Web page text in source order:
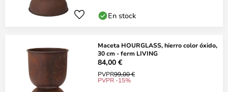
En stock
Maceta HOURGLASS, hierro color óxido,
30 cm - ferm LIVING
84,00 €
PVPR99,00 €
PVPR -15%